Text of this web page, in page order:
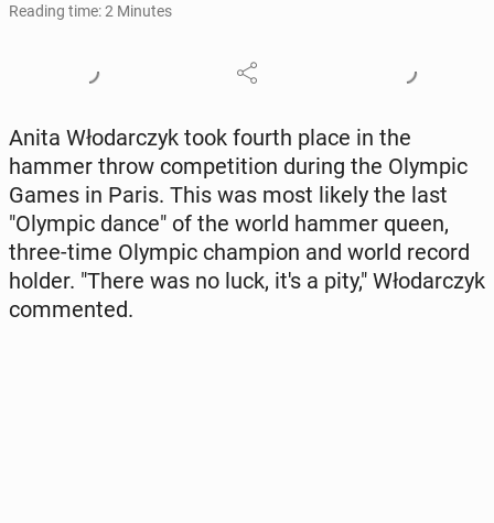
Reading time: 2 Minutes
Anita Wło­dar­czyk took fourth place in the
hammer throw com­pe­ti­tion during the Olympic
Games in Paris. This was most likely the last
"Olympic dance" of the world hammer queen,
three-time Olympic cham­pi­on and world record
holder. "There was no luck, it's a pity," Wło­dar­czyk
com­ment­ed.